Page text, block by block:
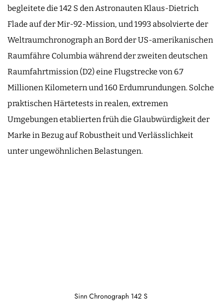
begleitete die 142 S den Astronauten Klaus-Dietrich
Flade auf der Mir-92-Mission, und 1993 absolvierte der
Weltraumchronograph an Bord der US-amerikanischen
Raumfähre Columbia während der zweiten deutschen
Raumfahrtmission (D2) eine Flugstrecke von 6.7
Millionen Kilometern und 160 Erdumrundungen. Solche
praktischen Härtetests in realen, extremen
Umgebungen etablierten früh die Glaubwürdigkeit der
Marke in Bezug auf Robustheit und Verlässlichkeit
unter ungewöhnlichen Belastungen.
Sinn Chronograph 142 S